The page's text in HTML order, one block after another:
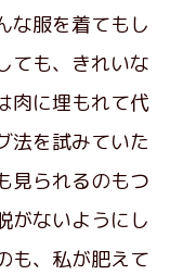
な服を着てもし
ても、きれいな
肉に埋もれて代
法を試みていた
見られるのもつ
がないようにし
も、私が肥えて